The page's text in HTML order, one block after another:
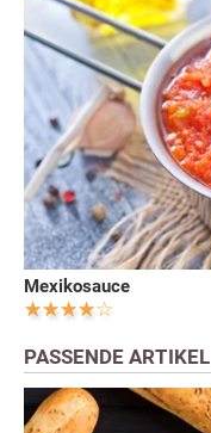
Mexikosauce
PASSENDE ARTIKEL